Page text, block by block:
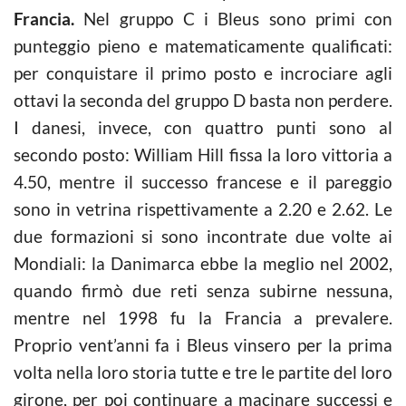
Francia. Nel gruppo C i Bleus sono primi con
punteggio pieno e matematicamente qualificati:
per conquistare il primo posto e incrociare agli
ottavi la seconda del gruppo D basta non perdere.
I danesi, invece, con quattro punti sono al
secondo posto: William Hill fissa la loro vittoria a
4.50, mentre il successo francese e il pareggio
sono in vetrina rispettivamente a 2.20 e 2.62. Le
due formazioni si sono incontrate due volte ai
Mondiali: la Danimarca ebbe la meglio nel 2002,
quando firmò due reti senza subirne nessuna,
mentre nel 1998 fu la Francia a prevalere.
Proprio vent’anni fa i Bleus vinsero per la prima
volta nella loro storia tutte e tre le partite del loro
girone, per poi continuare a macinare successi e